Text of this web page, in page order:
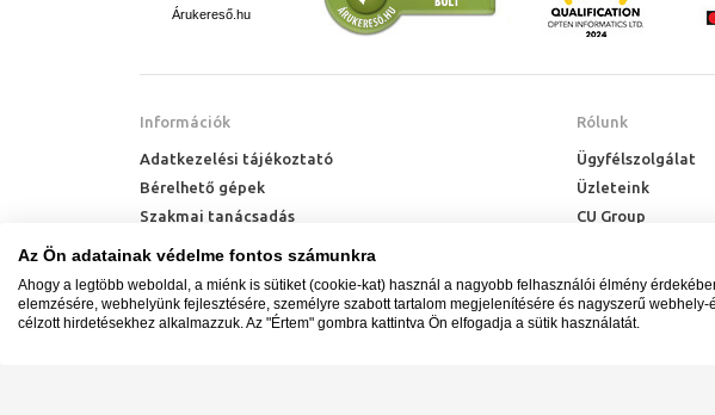
Árukereső.hu
Információk
Adatkezelési tájékoztató
Bérelhető gépek
Szakmai tanácsadás
Technik Cool Pro hőszivattyú tájékoztató
Hőszivattyú kalkulátor
Rólunk
Ügyfélszolgálat
Üzleteink
CU Group
Az Ön adatainak védelme fontos számunkra
Ahogy a legtöbb weboldal, a miénk is sütiket (cookie-kat) használ a nagyobb felhasználói élmény
elemzésére, webhelyünk fejlesztésére, személyre szabott tartalom megjelenítésére és nagyszerű
célzott hirdetésekhez alkalmazzuk. Az "Értem" gombra kattintva Ön elfogadja a sütik használatát.